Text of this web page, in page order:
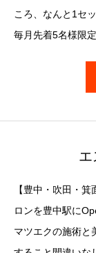
ころ、なんと1セ
毎月先着5名様限
エ
【豊中・吹田・
ロンを豊中駅に
マツエクの施術と